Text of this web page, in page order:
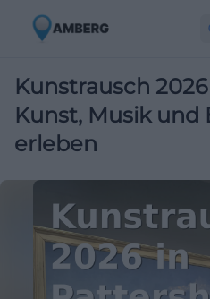
Kunstrausch
Kunst, Musik und
erleben